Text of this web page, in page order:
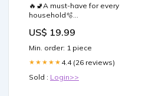
🔥🚽A must-have for every
household🫧
Anti-Clog Drain Cleaner
US$ 19.99
Min. order: 1 piece
★★★★★ 4.4 (26 reviews)
Sold : Login>>